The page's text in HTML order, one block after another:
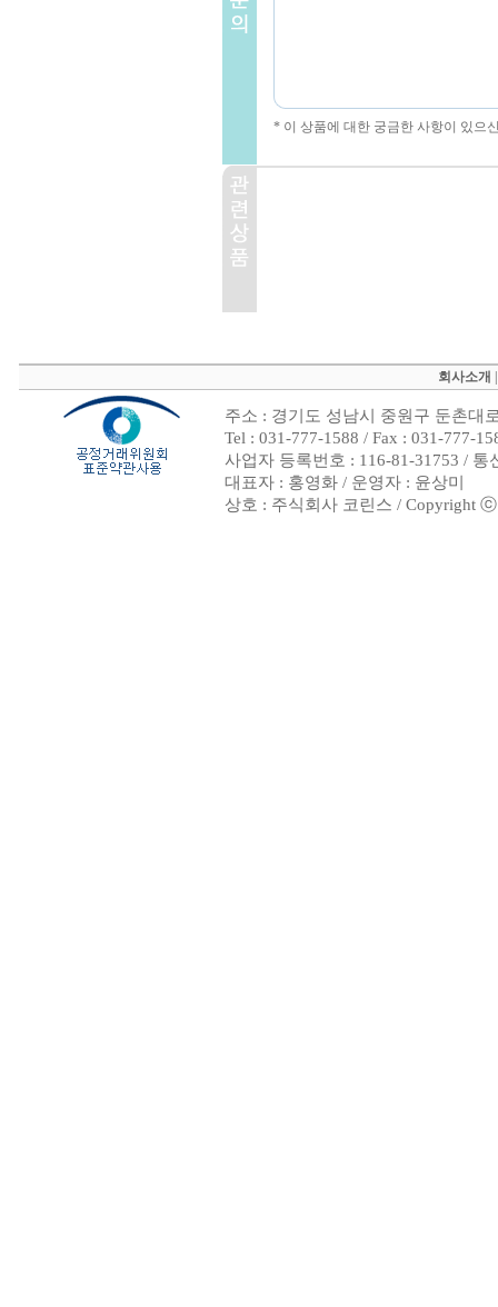
* 이 상품에 대한 궁금한 사항이 있으
회사소개
주소 : 경기도 성남시 중원구 둔촌대
Tel : 031-777-1588 / Fax : 031-777-
사업자 등록번호 : 116-81-31753 /
대표자 : 홍영화 / 운영자 : 윤상미
상호 : 주식회사 코린스 / Copyright ⓒ